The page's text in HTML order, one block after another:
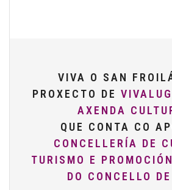
VIVA O SAN
PROXECTO DE
AXENDA
QUE CONTA CO
CONCELLERÍA DE
TURISMO E
DO CONCELLO